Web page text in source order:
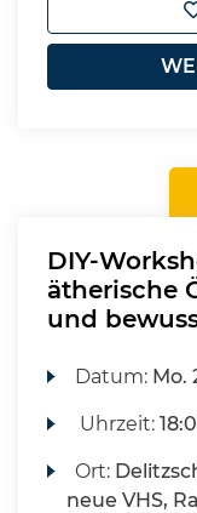
DIY-
ätherische
und
Datum: Mo.
Uhrzeit:
Ort:
neue VHS,